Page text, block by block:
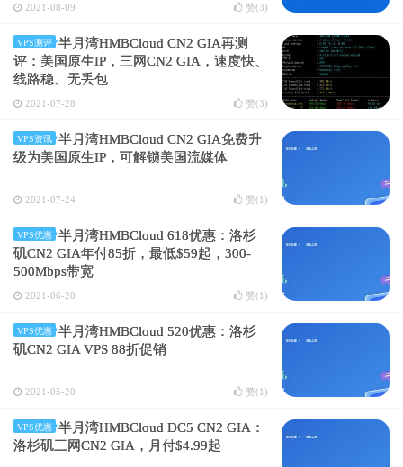
2021-08-09 赞(3)
VPS测评
半月湾HMBCloud CN2 GIA再测
评：美国原生IP，三网CN2 GIA，速度快、
线路稳、无丢包
2021-07-28 赞(3)
VPS资讯
半月湾HMBCloud CN2 GIA免费升
级为美国原生IP，可解锁美国流媒体
2021-07-24 赞(1 )
VPS优惠
半月湾HMBCloud 618优惠：洛杉
矶CN2 GIA年付85折，最低$59起，300-
500Mbps带宽
2021-06-20 赞(1 )
VPS优惠
半月湾HMBCloud 520优惠：洛杉
矶CN2 GIA VPS 88折促销
2021-05-20 赞(1 )
VPS优惠
半月湾HMBCloud DC5 CN2 GIA：
洛杉矶三网CN2 GIA，月付$4.99起